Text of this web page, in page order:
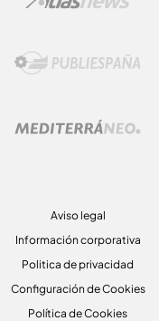
Aviso legal
Información corporativa
Politica de privacidad
Configuración de Cookies
Política de Cookies